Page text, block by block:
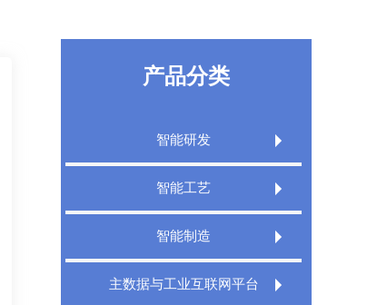
产品分类
智能研发
Extech PLM产品生命周期管理系统
Extech PLM项目管理系统
XT PDM产品数据管理系统
智能工艺
Extech CAPP工艺规划管理系统
Extech 3DCAPP三维工艺
智能制造
Extech MES精益制造规划执行系统
主数据与工业互联网平台